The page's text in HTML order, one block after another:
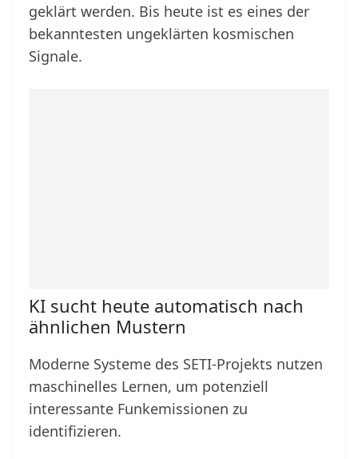
geklärt werden. Bis heute ist es eines der
bekanntesten ungeklärten kosmischen
Signale.
KI sucht heute automatisch nach
ähnlichen Mustern
Moderne Systeme des SETI-Projekts nutzen
maschinelles Lernen, um potenziell
interessante Funkemissionen zu
identifizieren.